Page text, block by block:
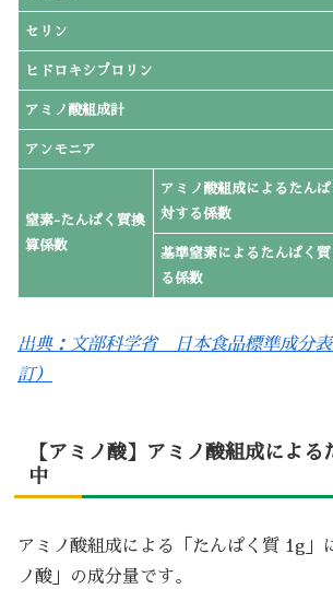
セリン
ヒドロキシプロリン
アミノ酸組成計
アンモニア
窒素-たんぱく質換
算係数
アミノ酸組成によるたんぱ
対する係数
基準窒素によるたんぱく質
る係数
出典：文部科学省 日本食品標準成分
訂）
【アミノ酸】アミノ酸組成による
中
アミノ酸組成による「たんぱく質 1g」
ノ酸」の成分量です。